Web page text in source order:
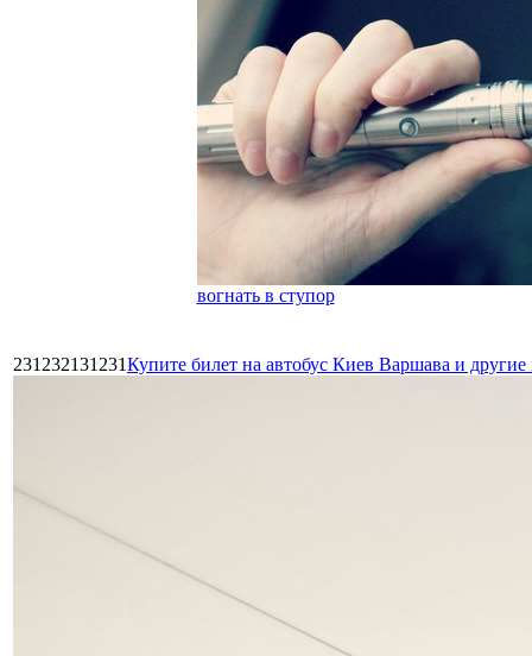
вогнать в ступор
231232131231Купите билет на автобус Киев Варшава и